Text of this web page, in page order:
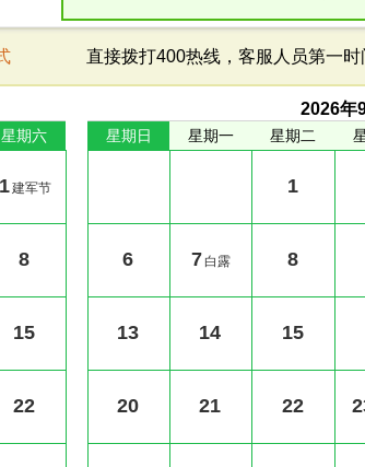
直接拨打400热线，客服人员第一时
星期六
1建军节
8
15
22
2026年
星期日 星期一 星期二
1
6 7 白露 8
13 14 15
20 21 22